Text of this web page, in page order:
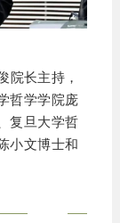
院长主持，
哲学学院庞
复旦大学哲
小文博士和